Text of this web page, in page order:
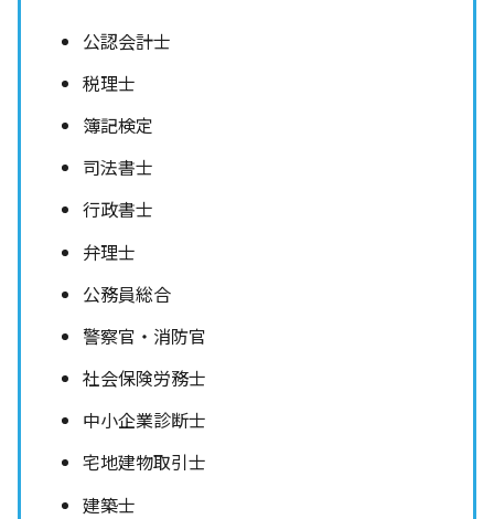
公認会計士
税理士
簿記検定
司法書士
行政書士
弁理士
公務員総合
警察官・消防官
社会保険労務士
中小企業診断士
宅地建物取引士
建築士